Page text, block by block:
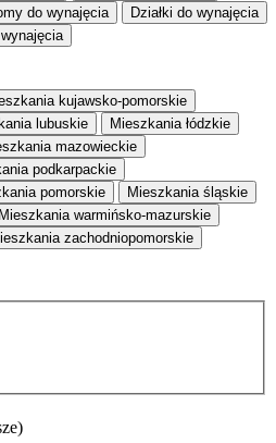
do wynajęcia Działki do wynajęcia
kujawsko-pomorskie
lubuskie
Mieszkania łódzkie
mazowieckie
podkarpackie
pomorskie
Mieszkania śląskie
Mieszkania warmińsko-mazurskie
zachodniopomorskie